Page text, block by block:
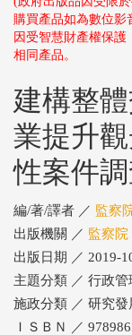
購買產品如為數位影
因受智慧財產權保護
相同產品。
建構整
業提升
性案件
編/著/譯者 ／ 監察
出版機關 ／ 監察院
出版日期 ／ 2019-
主題分類 ／ 行政管
施政分類 ／ 研究發
ＩＳＢＮ ／